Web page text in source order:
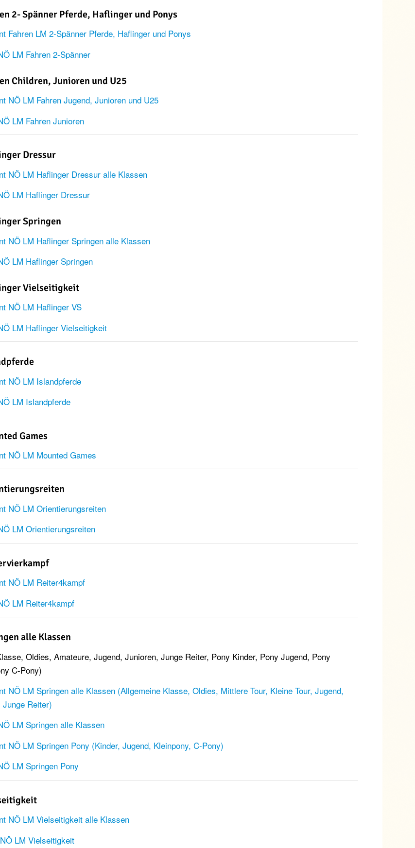
2- Spänner Pferde, Haflinger und Ponys
Fahren LM 2-Spänner Pferde, Haflinger und Ponys
LM Fahren 2-Spänner
Children, Junioren und U25
NÖ LM Fahren Jugend, Junioren und U25
LM Fahren Junioren
Dressur
NÖ LM Haflinger Dressur alle Klassen
LM Haflinger Dressur
Springen
NÖ LM Haflinger Springen alle Klassen
LM Haflinger Springen
Vielseitigkeit
NÖ LM Haflinger VS
LM Haflinger Vielseitigkeit
NÖ LM Islandpferde
LM Islandpferde
Games
NÖ LM Mounted Games
NÖ LM Orientierungsreiten
LM Orientierungsreiten
NÖ LM Reiter4kampf
LM Reiter4kampf
alle Klassen
Oldies, Amateure, Jugend, Junioren, Junge Reiter, Pony Kinder, Pony Jugend, Pony
C-Pony)
NÖ LM Springen alle Klassen (Allgemeine Klasse, Oldies, Mittlere Tour, Kleine Tour, Jugend,
Reiter)
LM Springen alle Klassen
NÖ LM Springen Pony (Kinder, Jugend, Kleinpony, C-Pony)
LM Springen Pony
NÖ LM Vielseitigkeit alle Klassen
LM Vielseitigkeit